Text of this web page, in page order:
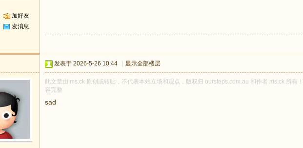
加好友
发消息
发表于 2026-5-26 10:44 显示全部楼层
此文章由 ms.ck 原创或转贴，不代表本站立场和观点，版权归 oursteps.com.au 和作者 ms.ck 所有
容完整
sad